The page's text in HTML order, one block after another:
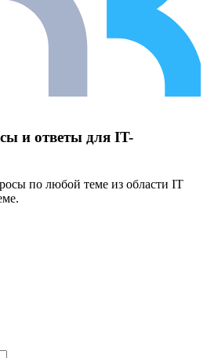
и ответы для IT-
по любой теме из области IT